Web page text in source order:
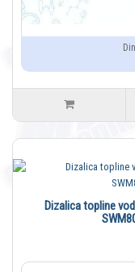
Dizalica topline